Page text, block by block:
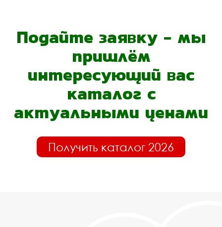
Подайте заявку - мы
пришлём
интересующий вас
каталог с
актуальными ценами
Получить каталог 2026